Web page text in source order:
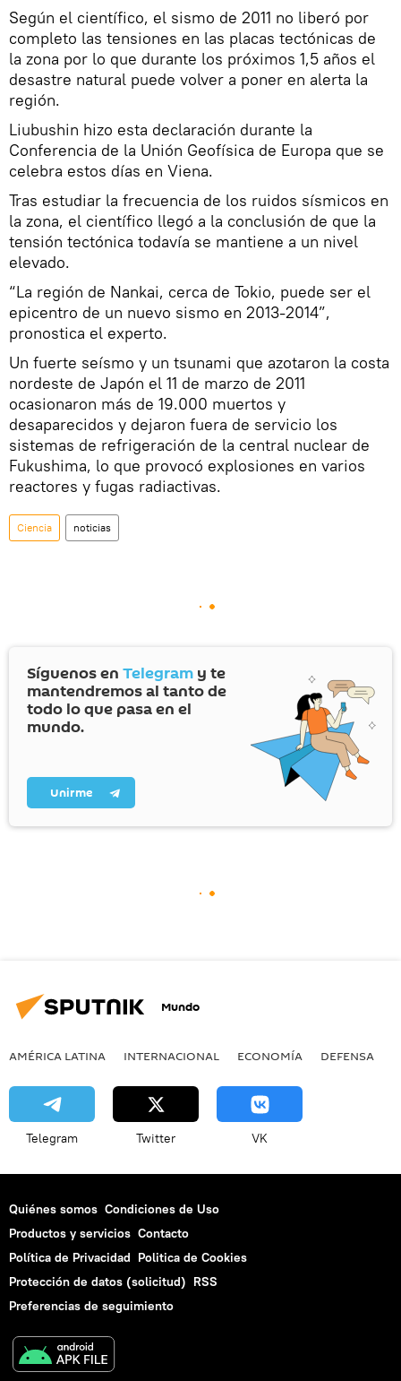
Según el científico, el sismo de 2011 no liberó por
completo las tensiones en las placas tectónicas de
la zona por lo que durante los próximos 1,5 años el
desastre natural puede volver a poner en alerta la
región.
Liubushin hizo esta declaración durante la
Conferencia de la Unión Geofísica de Europa que se
celebra estos días en Viena.
Tras estudiar la frecuencia de los ruidos sísmicos en
la zona, el científico llegó a la conclusión de que la
tensión tectónica todavía se mantiene a un nivel
elevado.
“La región de Nankai, cerca de Tokio, puede ser el
epicentro de un nuevo sismo en 2013-2014”,
pronostica el experto.
Un fuerte seísmo y un tsunami que azotaron la costa
nordeste de Japón el 11 de marzo de 2011
ocasionaron más de 19.000 muertos y
desaparecidos y dejaron fuera de servicio los
sistemas de refrigeración de la central nuclear de
Fukushima, lo que provocó explosiones en varios
reactores y fugas radiactivas.
Ciencia noticias
Síguenos en Telegram y te
mantendremos al tanto de
todo lo que pasa en el
mundo.
Unirme
Mundo
AMÉRICA LATINA INTERNACIONAL ECONOMÍA DEFENSA
Telegram Twitter VK
Quiénes somos Condiciones de Uso
Productos y servicios Contacto
Política de Privacidad Politica de Cookies
Protección de datos (solicitud) RSS
Preferencias de seguimiento